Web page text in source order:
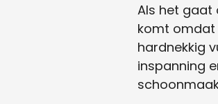
Als het gaat
komt omdat
hardnekkig
inspanning